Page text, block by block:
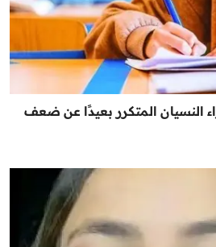
النسيان المتكرر بعيدًا عن ضعف